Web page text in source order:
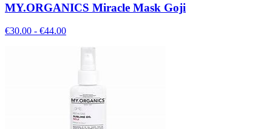
MY.ORGANICS Miracle Mask Goji
€30.00 - €44.00